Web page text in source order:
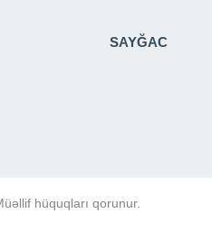
SAYĞAC
hüquqları qorunur.